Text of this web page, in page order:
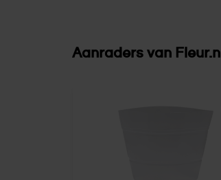
Aanraders van Fleur.nl